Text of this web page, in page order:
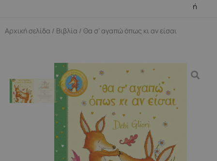
ή
Αρχική σελίδα / Βιβλία / Θα σ’ αγαπώ όπως κι αν είσαι